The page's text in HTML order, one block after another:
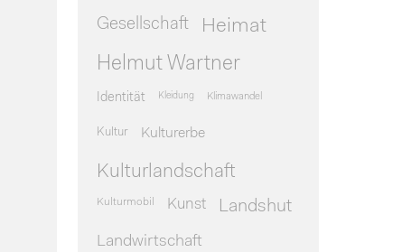
Gesellschaft
Heimat
Helmut Wartner
Identität Kleidung Klimawandel
Kultur Kulturerbe
Kulturlandschaft
Kulturmobil Kunst Landshut
Landwirtschaft